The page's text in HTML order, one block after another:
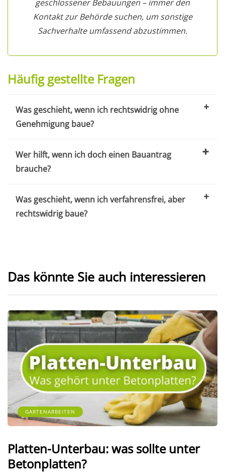
geschlossener Bebauungen – immer den
Kontakt zur Behörde suchen, um sonstige
Sachverhalte umfassend abzustimmen.
Häufig gestellte Fragen
Was geschieht, wenn ich rechtswidrig ohne
Genehmigung baue?
Wer hilft, wenn ich doch einen Bauantrag
brauche?
Was geschieht, wenn ich verfahrensfrei, aber
rechtswidrig baue?
Das könnte Sie auch interessieren
GARTENARBEITEN
Platten-Unterbau: was sollte unter
Betonplatten?